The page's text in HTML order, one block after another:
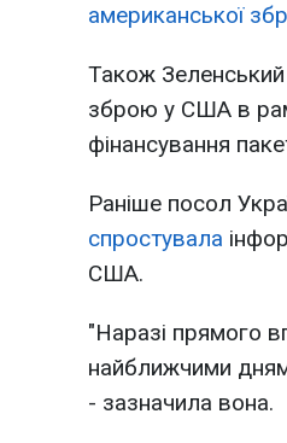
американської
Також Зеленський
зброю у США в
фінансування
Раніше посол
спростувала
США.
"Наразі прямого
найближчими
- зазначила вона.